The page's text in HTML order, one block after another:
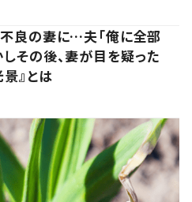
不良の妻に…夫「俺に全部
しその後、妻が目を疑った
』とは